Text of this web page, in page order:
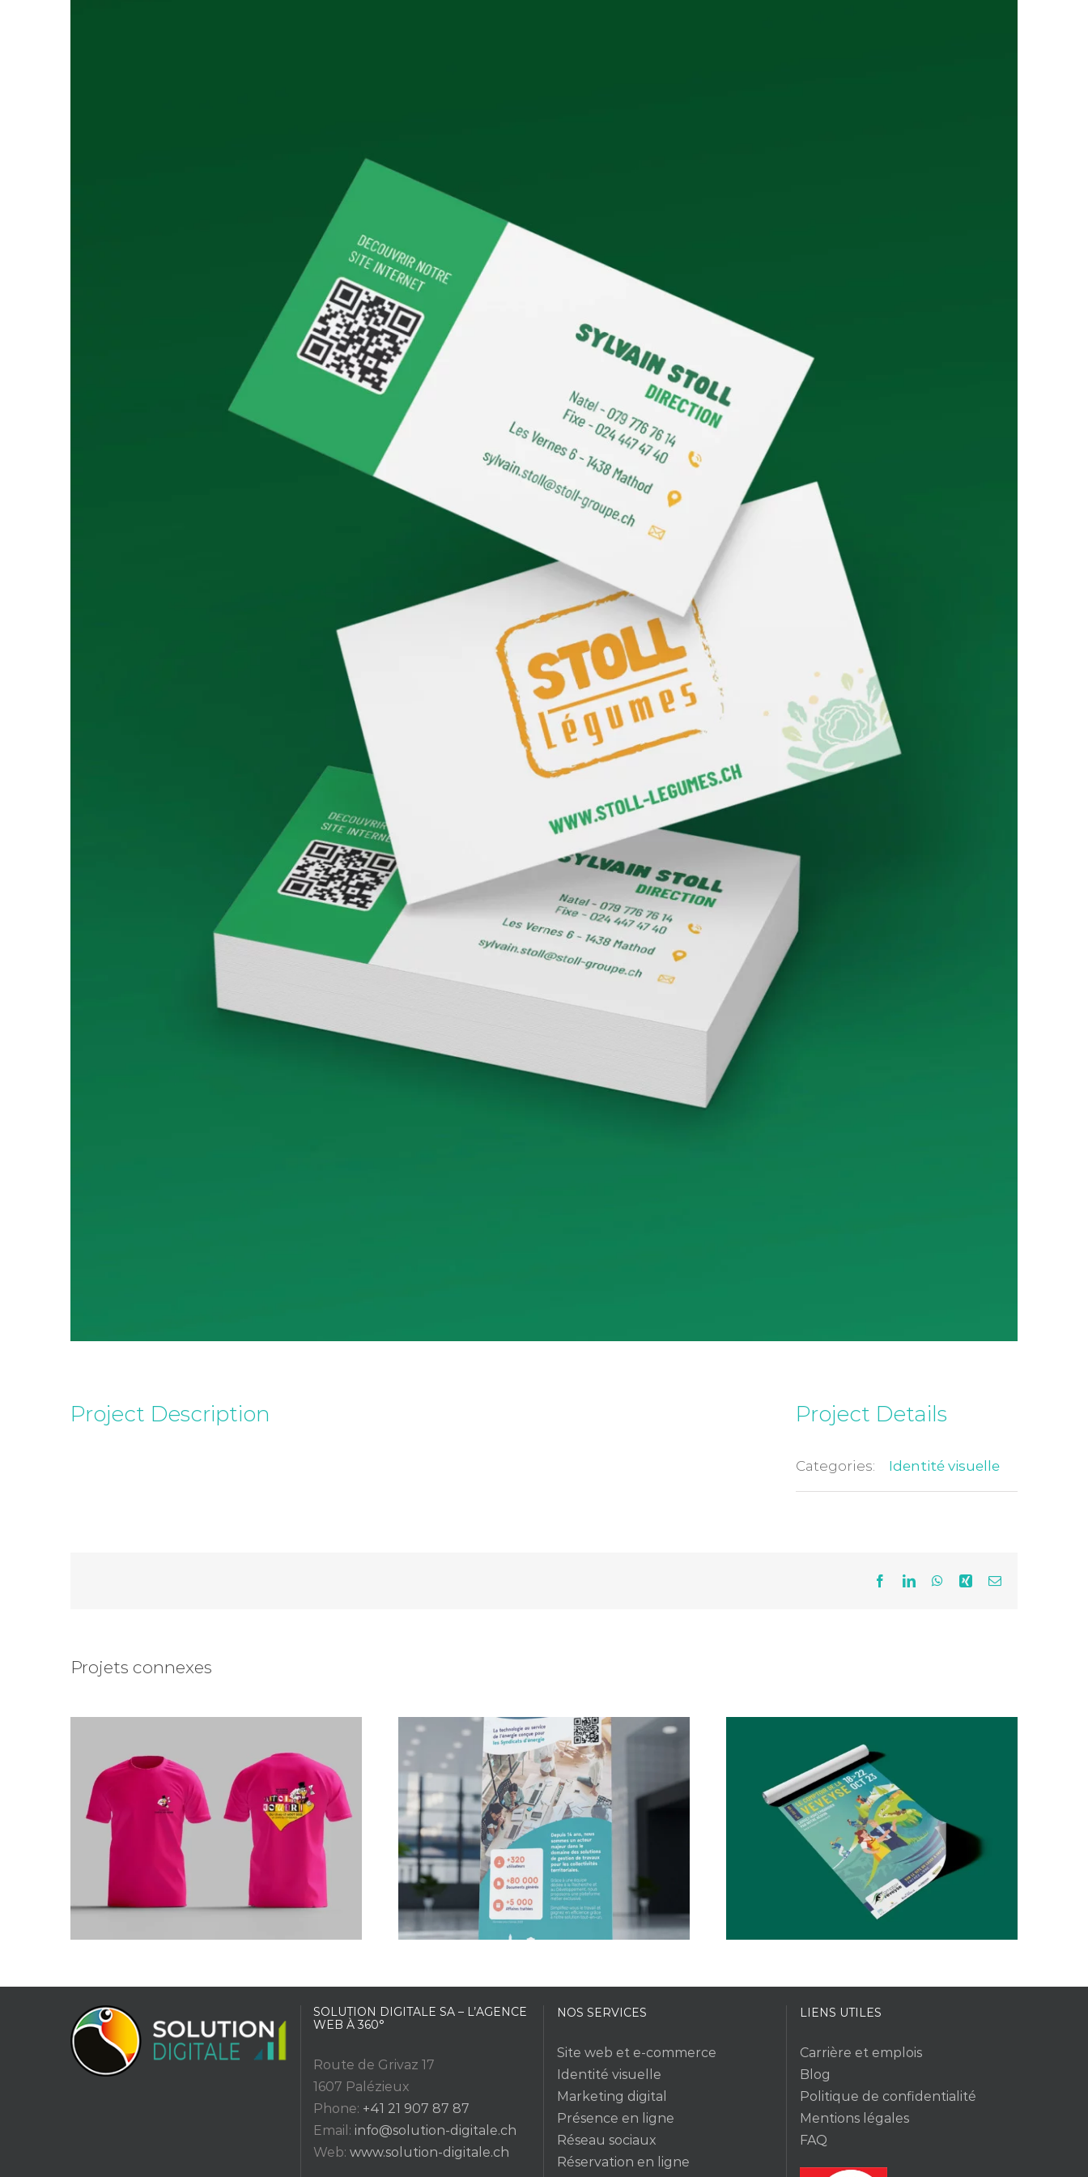
Project Description Project Details
Categories: Identité visuelle
FacebookLinkedInWhatsApp
Xing Email
Projets connexes
SOLUTION DIGITALE SA – L’AGENCE
WEB À 360°
Route de Grivaz 17
1607 Palézieux
Phone: +41 21 907 87 87
Email: info@solution-digitale.ch
Web: www.solution-digitale.ch
NOS SERVICES
Site web et e-commerce
Identité visuelle
Marketing digital
Présence en ligne
Réseau sociaux
Réservation en ligne
LIENS UTILES
Carrière et emplois
Blog
Politique de confidentialité
Mentions légales
FAQ